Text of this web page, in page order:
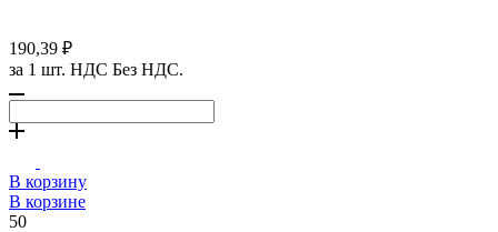
190,39 ₽
за 1 шт. НДС Без НДС.
В корзину
В корзине
50